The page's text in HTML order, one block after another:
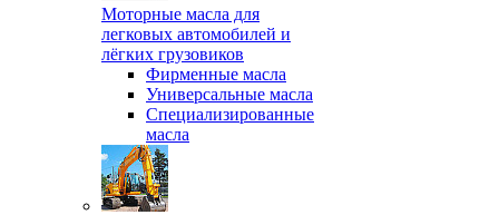
Моторные масла для
легковых автомобилей и
лёгких грузовиков
Фирменные масла
Универсальные масла
Специализированные
масла